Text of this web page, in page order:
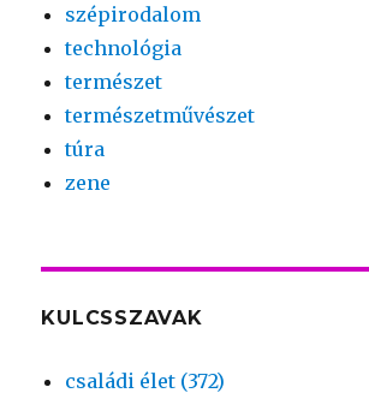
szépirodalom
technológia
természet
természetművészet
túra
zene
KULCSSZAVAK
családi élet (372)